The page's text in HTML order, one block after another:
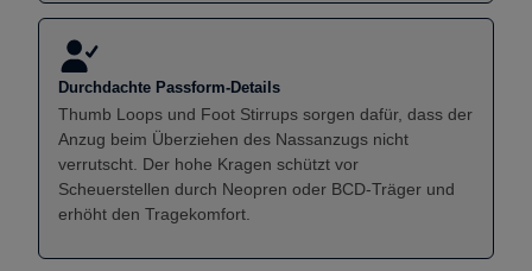
Durchdachte Passform-Details
Thumb Loops und Foot Stirrups sorgen dafür, dass der
Anzug beim Überziehen des Nassanzugs nicht
verrutscht. Der hohe Kragen schützt vor
Scheuerstellen durch Neopren oder BCD-Träger und
erhöht den Tragekomfort.